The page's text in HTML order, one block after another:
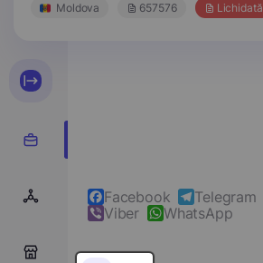
Moldova 657576 Lichidată
Facebook Telegram
Viber
WhatsApp